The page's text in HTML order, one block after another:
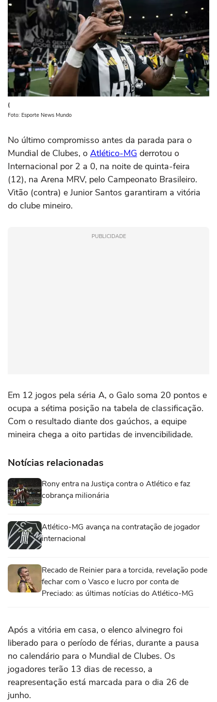
(
Foto: Esporte News Mundo
No último compromisso antes da parada para o
Mundial de Clubes, o Atlético-MG derrotou o
Internacional por 2 a 0, na noite de quinta-feira
(12), na Arena MRV, pelo Campeonato Brasileiro.
Vitão (contra) e Junior Santos garantiram a vitória
do clube mineiro.
PUBLICIDADE
Em 12 jogos pela séria A, o Galo soma 20 pontos e
ocupa a sétima posição na tabela de classificação.
Com o resultado diante dos gaúchos, a equipe
mineira chega a oito partidas de invencibilidade.
Notícias relacionadas
Rony entra na Justiça contra o Atlético e faz
cobrança milionária
Atlético-MG avança na contratação de jogador
internacional
Recado de Reinier para a torcida, revelação pode
fechar com o Vasco e lucro por conta de
Preciado: as últimas notícias do Atlético-MG
Após a vitória em casa, o elenco alvinegro foi
liberado para o período de férias, durante a pausa
no calendário para o Mundial de Clubes. Os
jogadores terão 13 dias de recesso, a
reapresentação está marcada para o dia 26 de
junho.